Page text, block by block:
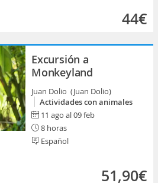
44€
Excursión a
Monkeyland
Juan Dolio (Juan Dolio)
Actividades con animales
11 ago al 09 feb
8 horas
Español
51,90€